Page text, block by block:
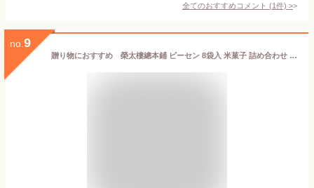
全てのおすすめコメント (1件) >
no. 9
贈り物におすすめ 榮太樓總本鋪 ピーセン 8袋入 米菓子 詰め合わせ ギフト [お菓子 和菓子 おかき おせんべい スイーツ ギフト 詰め合わせ セット] 出産祝・誕生日・入園・御祝・結婚祝【クリスマス】【歳暮 年賀】